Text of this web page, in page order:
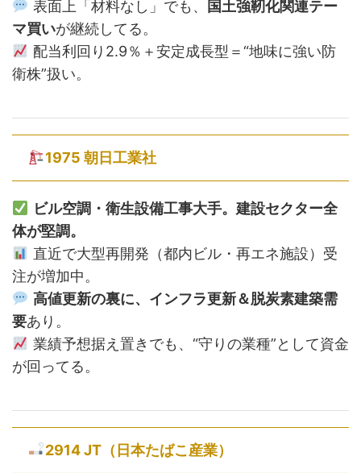
表面上「材料なし」でも、
国土強靭化関連テー
マ買いが継続してる。
配当利回り2.9％＋安定成長型＝“地味に強い防
衛株”扱い。
1975 朝日工業社
ビル空調・衛生設備工事大手。建設セクター全
体が堅調。
直近で大型再開発（都内ビル・再エネ施設）受
注が増加中。
高値更新の裏に、インフラ更新＆脱炭素建築需
要あり。
業績予想据え置きでも、“守りの業種”として資金
が回ってる。
2914 JT（日本たばこ産業）